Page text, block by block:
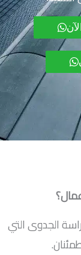
الجدوى التي